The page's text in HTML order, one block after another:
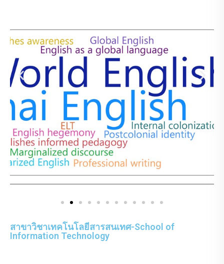
สาขาวิชาเทคโนโลยีสารสนเทศ-School of
Information Technology